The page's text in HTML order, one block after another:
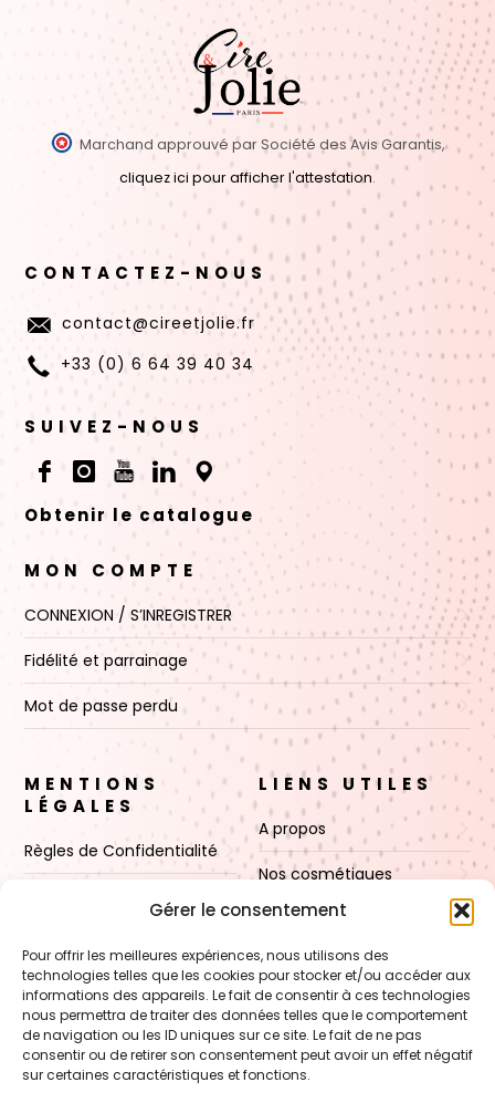
Gérer le consentement
Pour offrir les meilleures expériences, nous utilisons des
technologies telles que les cookies pour stocker et/ou accéder aux
informations des appareils. Le fait de consentir à ces technologies
nous permettra de traiter des données telles que le comportement
de navigation ou les ID uniques sur ce site. Le fait de ne pas
consentir ou de retirer son consentement peut avoir un effet négatif
sur certaines caractéristiques et fonctions.
Marchand approuvé par Société des Avis Garantis,
cliquez ici pour afficher l'attestation.
CONTACTEZ-NOUS
contact@cireetjolie.fr
+33 (0) 6 64 39 40 34
SUIVEZ-NOUS
Obtenir le catalogue
MON COMPTE
CONNEXION / S’INREGISTRER
Fidélité et parrainage
Mot de passe perdu
MENTIONS
LÉGALES
Règles de Confidentialité
Politique de cookies (UE)
LIENS UTILES
A propos
Nos cosmétiques
Nos cires
Boutique
Contact